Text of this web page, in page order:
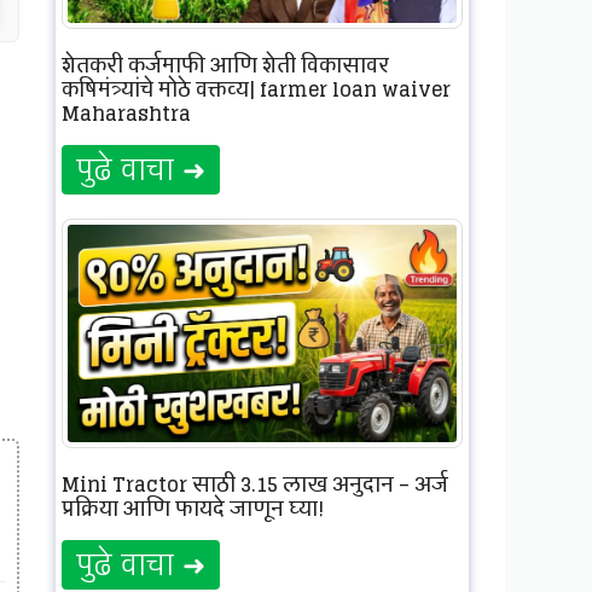
शेतकरी कर्जमाफी आणि शेती विकासावर
कृषिमंत्र्यांचे मोठे वक्तव्य| farmer loan waiver
Maharashtra
पुढे वाचा ➜
Mini Tractor साठी 3.15 लाख अनुदान – अर्ज
प्रक्रिया आणि फायदे जाणून घ्या!
पुढे वाचा ➜